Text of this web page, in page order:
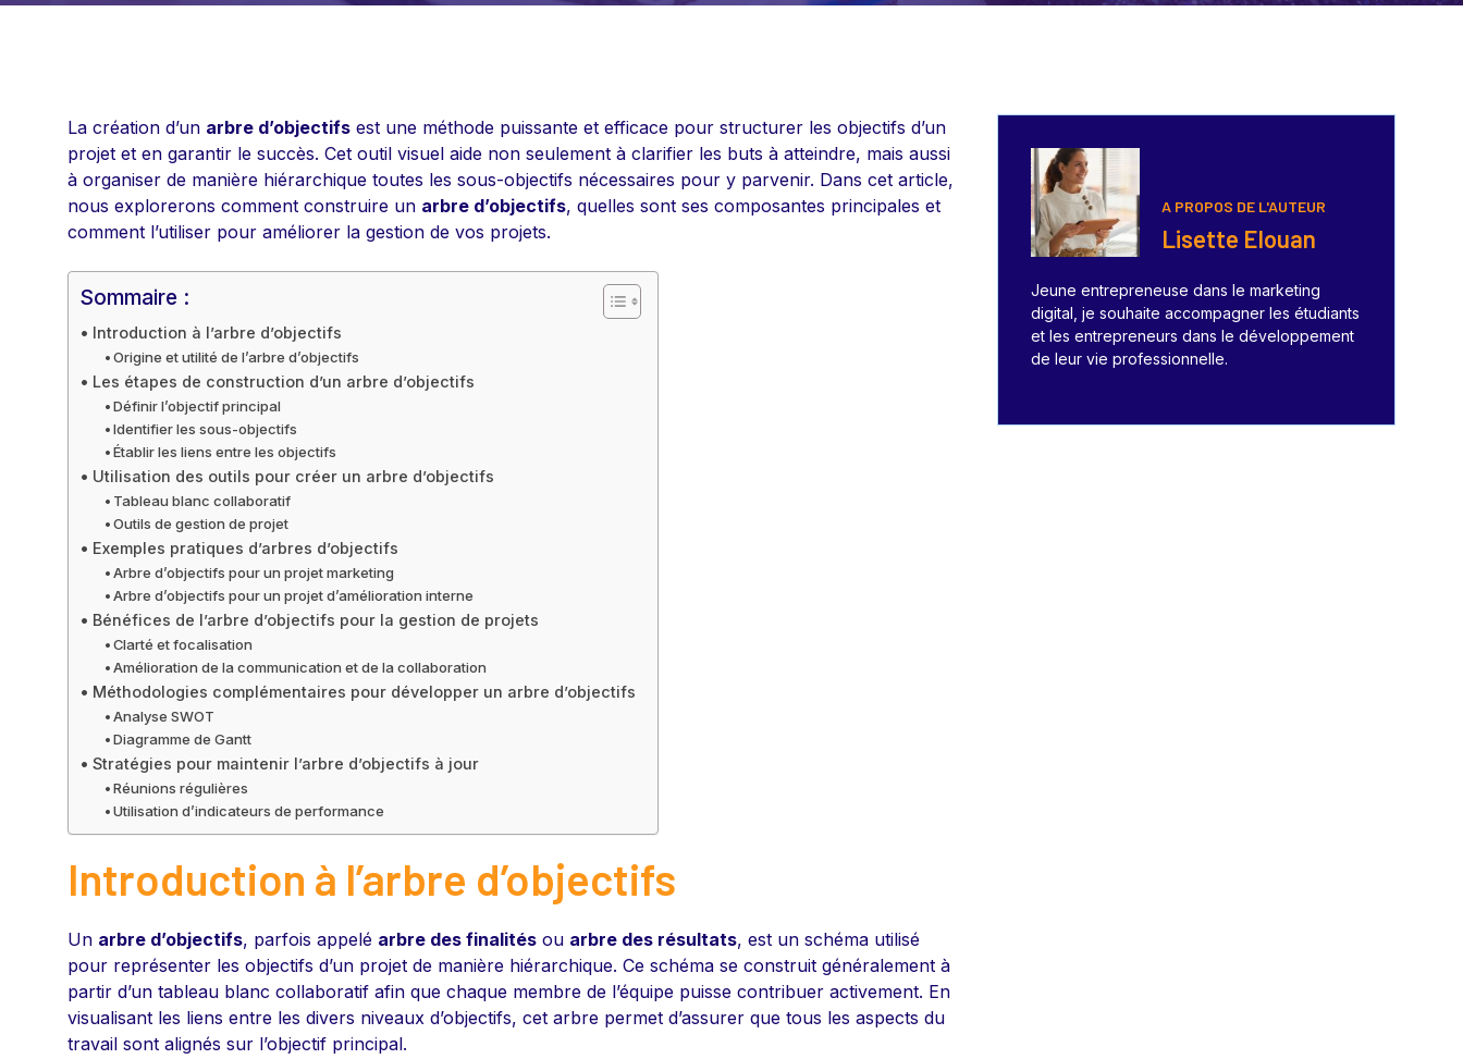
La création d’un arbre d’objectifs est une méthode puissante et efficace pour structurer les objectifs d’un
projet et en garantir le succès. Cet outil visuel aide non seulement à clarifier les buts à atteindre, mais aussi
à organiser de manière hiérarchique toutes les sous-objectifs nécessaires pour y parvenir. Dans cet article,
nous explorerons comment construire un arbre d’objectifs, quelles sont ses composantes principales et
comment l’utiliser pour améliorer la gestion de vos projets.
Sommaire :
Introduction à l’arbre d’objectifs
Origine et utilité de l’arbre d’objectifs
Les étapes de construction d’un arbre d’objectifs
Définir l’objectif principal
Identifier les sous-objectifs
Établir les liens entre les objectifs
Utilisation des outils pour créer un arbre d’objectifs
Tableau blanc collaboratif
Outils de gestion de projet
Exemples pratiques d’arbres d’objectifs
Arbre d’objectifs pour un projet marketing
Arbre d’objectifs pour un projet d’amélioration interne
Bénéfices de l’arbre d’objectifs pour la gestion de projets
Clarté et focalisation
Amélioration de la communication et de la collaboration
Méthodologies complémentaires pour développer un arbre d’objectifs
Analyse SWOT
Diagramme de Gantt
Stratégies pour maintenir l’arbre d’objectifs à jour
Réunions régulières
Utilisation d’indicateurs de performance
Introduction à l’arbre d’objectifs
Un arbre d’objectifs, parfois appelé arbre des finalités ou arbre des résultats, est un schéma utilisé
pour représenter les objectifs d’un projet de manière hiérarchique. Ce schéma se construit généralement à
partir d’un tableau blanc collaboratif afin que chaque membre de l’équipe puisse contribuer activement. En
visualisant les liens entre les divers niveaux d’objectifs, cet arbre permet d’assurer que tous les aspects du
travail sont alignés sur l’objectif principal.
A PROPOS DE L'AUTEUR
Lisette Elouan
Jeune entrepreneuse dans le marketing
digital, je souhaite accompagner les étudiants
et les entrepreneurs dans le développement
de leur vie professionnelle.